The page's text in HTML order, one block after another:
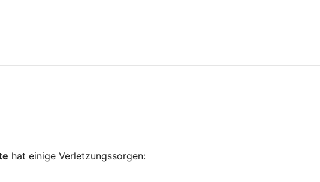
hat einige Verletzungssorgen: